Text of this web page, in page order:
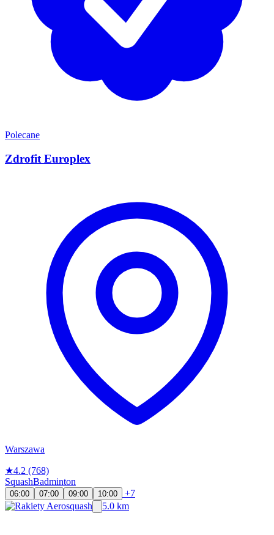
Polecane
Zdrofit Europlex
Warszawa
★4.2 (768)
SquashBadminton
06:00 07:00 09:00 10:00
+7
5.0 km